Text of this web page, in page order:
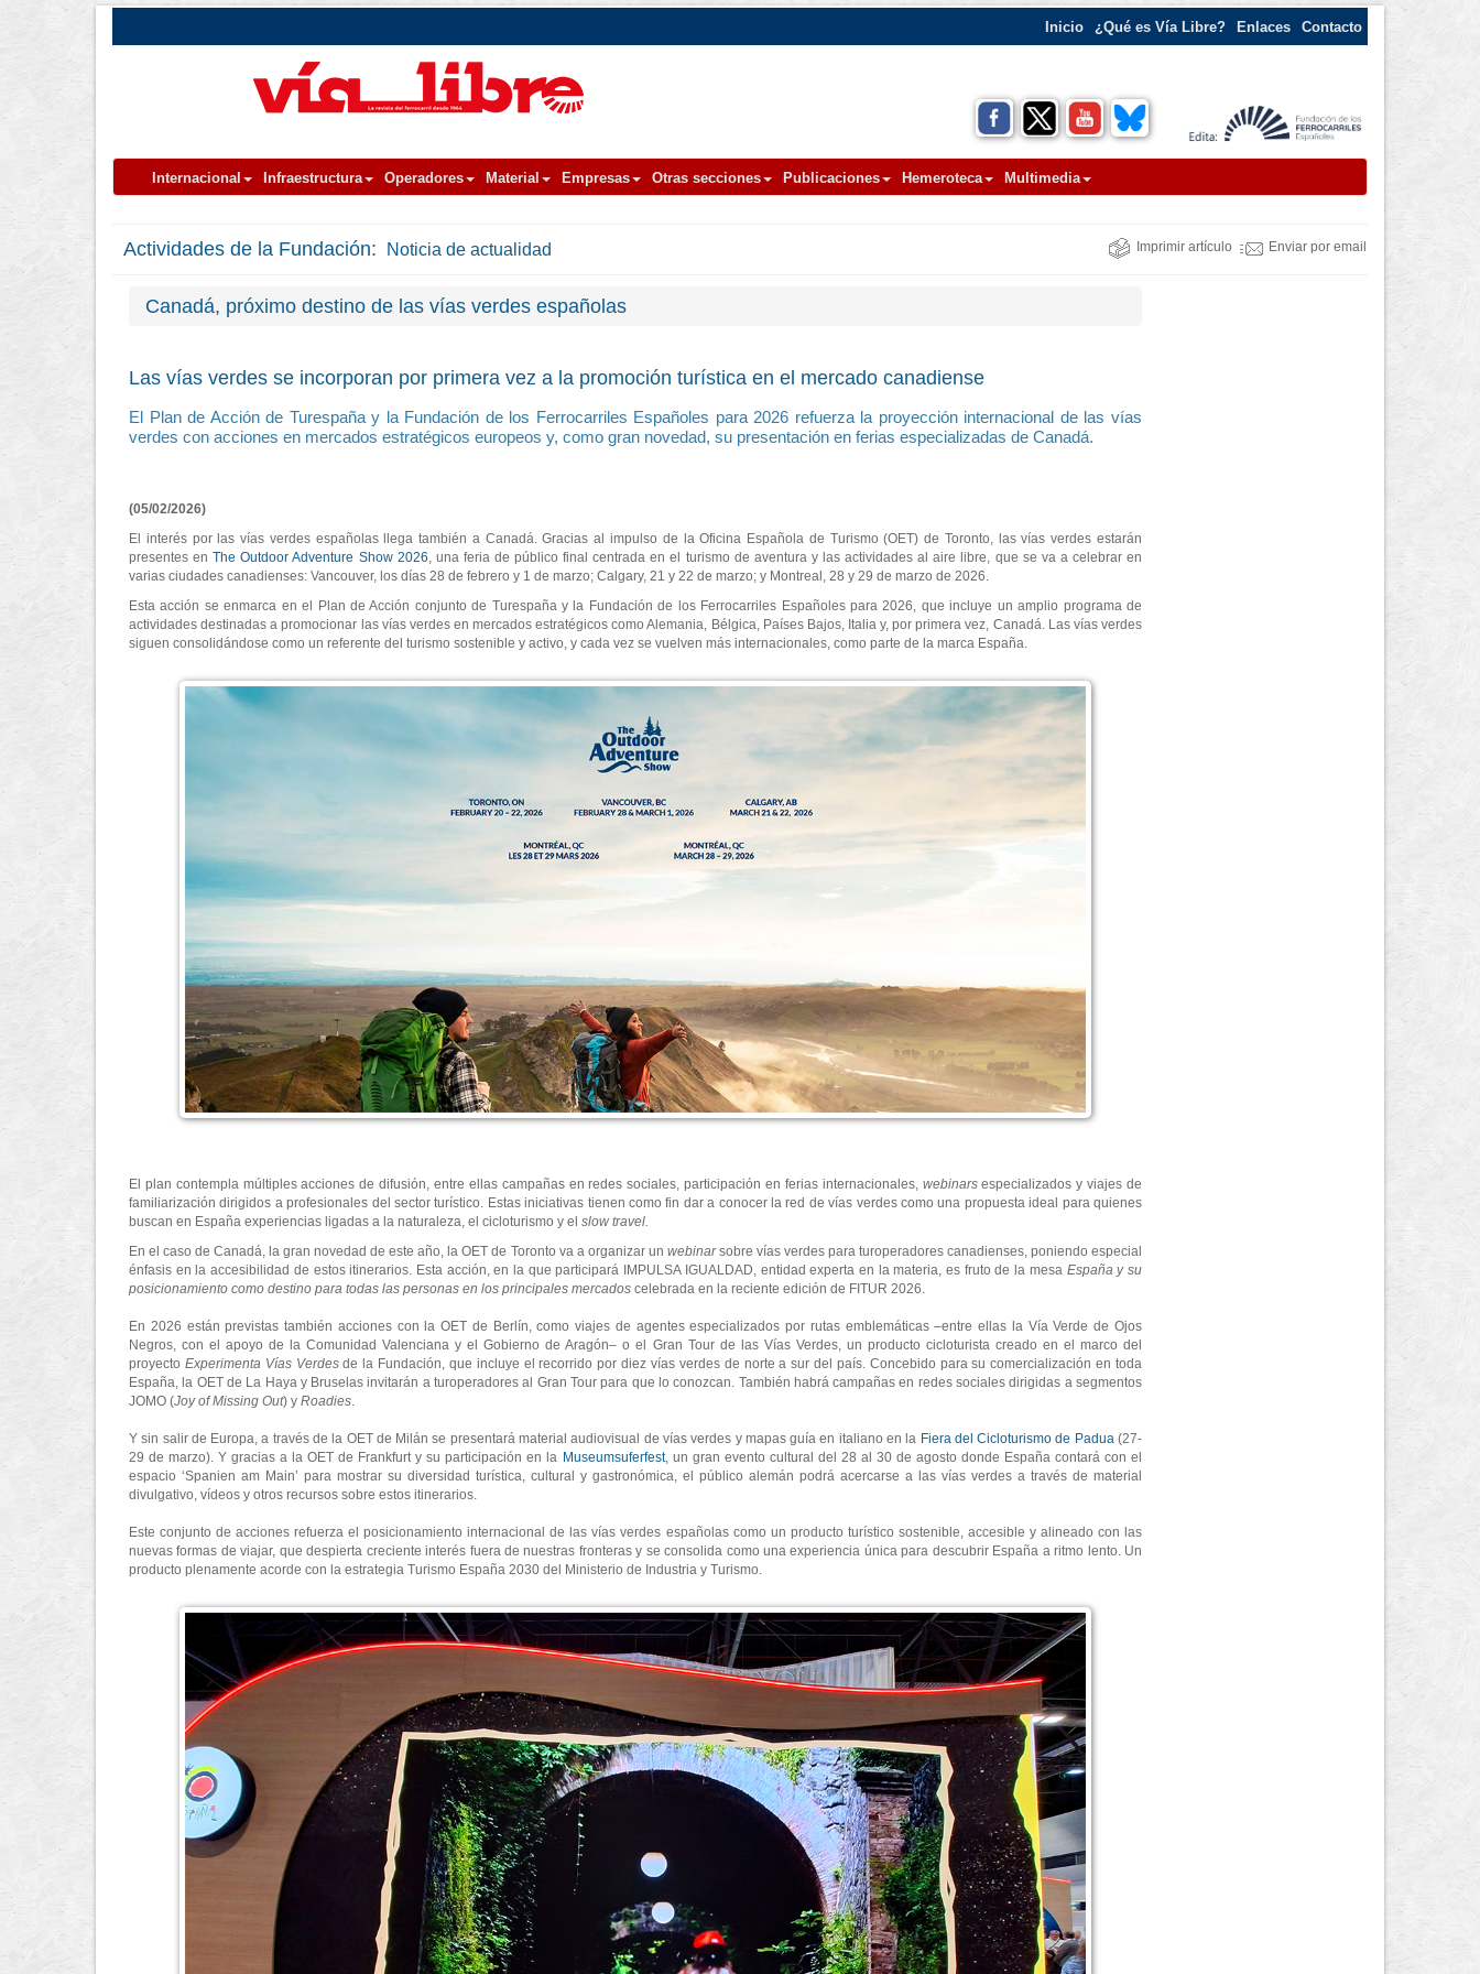
Inicio ¿Qué es Vía Libre? Enlaces Contacto
Internacional Infraestructura Operadores Material Empresas Otras secciones Publicaciones Hemeroteca Multimedia
Actividades de la Fundación: Noticia de actualidad Imprimir artículo Enviar por email
Canadá, próximo destino de las vías verdes españolas
Las vías verdes se incorporan por primera vez a la promoción turística en el mercado canadiense
El Plan de Acción de Turespaña y la Fundación de los Ferrocarriles Españoles para 2026 refuerza la proyección internacional de las vías
verdes con acciones en mercados estratégicos europeos y, como gran novedad, su presentación en ferias especializadas de Canadá.
(05/02/2026)
El interés por las vías verdes españolas llega también a Canadá. Gracias al impulso de la Oficina Española de Turismo (OET) de Toronto, las vías verdes estarán
presentes enThe Outdoor Adventure Show 2026, una feria de público final centrada en el turismo de aventura y las actividades al aire libre, que se va a celebrar en
varias ciudades canadienses: Vancouver, los días 28 de febrero y 1 de marzo; Calgary, 21 y 22 de marzo; y Montreal, 28 y 29 de marzo de 2026.
Esta acción se enmarca en el Plan de Acción conjunto de Turespaña y la Fundación de los Ferrocarriles Españoles para 2026, que incluye un amplio programa de
actividades destinadas a promocionar las vías verdes en mercados estratégicos como Alemania, Bélgica, Países Bajos, Italia y, por primera vez, Canadá. Las vías verdes
siguen consolidándose como un referente del turismo sostenible y activo, y cada vez se vuelven más internacionales, como parte de la marca España.
El plan contempla múltiples acciones de difusión, entre ellas campañas en redes sociales, participación en ferias internacionales, webinarsespecializados y viajes de
familiarización dirigidos a profesionales del sector turístico. Estas iniciativas tienen como fin dar a conocer la red de vías verdes como una propuesta ideal para quienes
buscan en España experiencias ligadas a la naturaleza, el cicloturismo y el slow travel.
En el caso de Canadá, la gran novedad de este año, la OET de Toronto va a organizar un webinarsobre vías verdes para turoperadores canadienses, poniendo especial
énfasis en la accesibilidad de estos itinerarios. Esta acción, en la que participará IMPULSA IGUALDAD, entidad experta en la materia, es fruto de la mesa España y su
posicionamiento como destino para todas las personas en los principales mercados celebrada en la reciente edición de FITUR 2026.
En 2026 están previstas también acciones con la OET de Berlín, como viajes de agentes especializados por rutas emblemáticas –entre ellas la Vía Verde de Ojos
Negros, con el apoyo de la Comunidad Valenciana y el Gobierno de Aragón– o el Gran Tour de las Vías Verdes, un producto cicloturista creado en el marco del
proyecto Experimenta Vías Verdesde la Fundación, que incluye el recorrido por diez vías verdes de norte a sur del país. Concebido para su comercialización en toda
España, la OET de La Haya y Bruselas invitarán a turoperadores al Gran Tour para que lo conozcan. También habrá campañas en redes sociales dirigidas a segmentos
JOMO (Joy of Missing Out) y Roadies.
Y sin salir de Europa, a través de la OET de Milán se presentará material audiovisual de vías verdes y mapas guía en italiano en la Fiera del Cicloturismo de Padua(27-
29 de marzo). Y gracias a la OET de Frankfurt y su participación en la Museumsuferfest, un gran evento cultural del 28 al 30 de agosto donde España contará con el
espacio ‘Spanien am Main’ para mostrar su diversidad turística, cultural y gastronómica, el público alemán podrá acercarse a las vías verdes a través de material
divulgativo, vídeos y otros recursos sobre estos itinerarios.
Este conjunto de acciones refuerza el posicionamiento internacional de las vías verdes españolas como un producto turístico sostenible, accesible y alineado con las
nuevas formas de viajar, que despierta creciente interés fuera de nuestras fronteras y se consolida como una experiencia única para descubrir España a ritmo lento. Un
producto plenamente acorde con la estrategia Turismo España 2030 del Ministerio de Industria y Turismo.